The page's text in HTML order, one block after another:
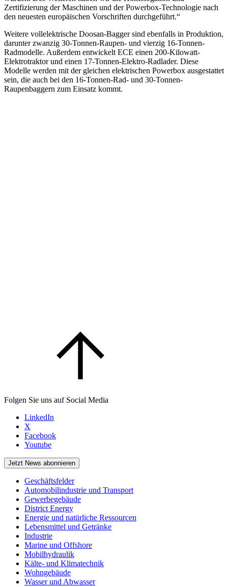
Zertifizierung der Maschinen und der Powerbox-Technologie nach
den neuesten europäischen Vorschriften durchgeführt.“
Weitere vollelektrische Doosan-Bagger sind ebenfalls in Produktion,
darunter zwanzig 30-Tonnen-Raupen- und vierzig 16-Tonnen-
Radmodelle. Außerdem entwickelt ECE einen 200-Kilowatt-
Elektrotraktor und einen 17-Tonnen-Elektro-Radlader. Diese
Modelle werden mit der gleichen elektrischen Powerbox ausgestattet
sein, die auch bei den 16-Tonnen-Rad- und 30-Tonnen-
Raupenbaggern zum Einsatz kommt.
Folgen Sie uns auf Social Media
LinkedIn
X
Facebook
Youtube
Jetzt News abonnieren
Geschäftsfelder
Automobilindustrie und Transport
Gewerbegebäude
District Energy
Energie und natürliche Ressourcen
Lebensmittel und Getränke
Industrie
Marine und Offshore
Mobilhydraulik
Kälte- und Klimatechnik
Wohngebäude
Wasser und Abwasser